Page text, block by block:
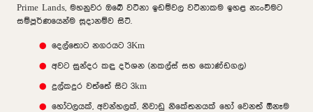
Prime Lands, මහනුවර ඔබේ වටිනා ඉඩම්වල වටිනාකම ඉහළ නැංවීමට
සම්පූර්ණයෙන්ම සූදානම්ව සිටී.
දෙල්තොට නගරයට 3Km
අවට සුන්දර කඳු දර්ශන (නකල්ස් සහ කොණ්ඩගල)
දුල්කදුර වත්තේ සිට 3km
හෝටලයක්, අවන්හලක්, නිවාඩු නිකේතනයක් හෝ වෙනත් ඕනෑම